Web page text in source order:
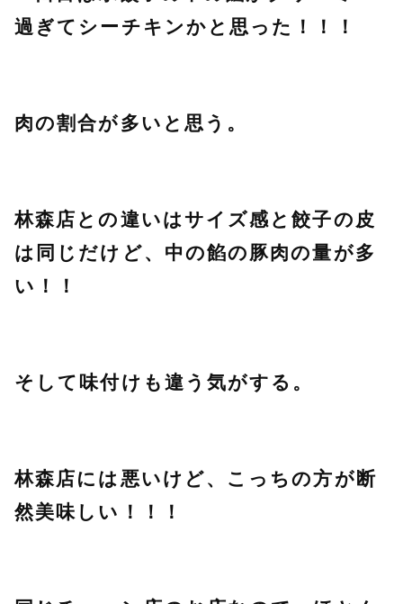
過ぎてシーチキンかと思った！！！
肉の割合が多いと思う。
林森店との違いはサイズ感と餃子の皮
は同じだけど、中の餡の豚肉の量が多
い！！
そして味付けも違う気がする。
林森店には悪いけど、こっちの方が断
然美味しい！！！